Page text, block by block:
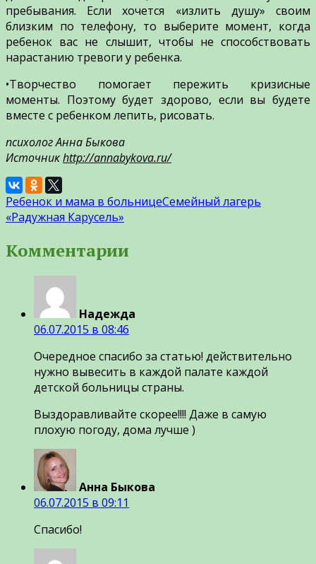
пребывания. Если хочется «излить душу» своим
близким по телефону, то выберите момент, когда
ребенок вас не слышит, чтобы не способствовать
нарастанию тревоги у ребенка.
•Творчество помогает пережить кризисные
моменты. Поэтому будет здорово, если вы будете
вместе с ребенком лепить, рисовать.
психолог Анна Быкова
Источникhttp://annabykova.ru/
Ребенок и мама в больницеСемейный лагерь
«Радужная Карусель»
Комментарии
Надежда
06.07.2015 в 08:46
Очередное спасибо за статью! действительно
нужно вывесить в каждой палате каждой
детской больницы страны.
Выздоравливайте скорее!!!! Даже в самую
плохую погоду, дома лучше )
Анна Быкова
06.07.2015 в 09:11
Спасибо!